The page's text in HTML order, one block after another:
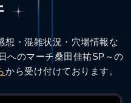
想・混雑状況・穴場情報な
へのマーチ桑田佳祐SP～の
から受け付けております。